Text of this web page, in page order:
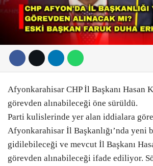
Afyonkarahisar CHP İl Başkanı Hasan
görevden alınabileceği öne sürüldü.
Parti kulislerinde yer alan iddialara
Afyonkarahisar İl Başkanlığı’nda yeni
gidilebileceği ve mevcut İl Başkanı
görevden alınabileceği ifade ediliyor.